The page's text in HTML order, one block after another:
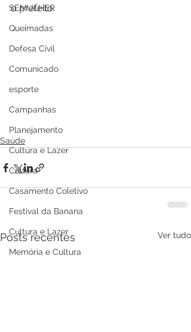
SEMULHER
Queimadas
Defesa Civil
Comunicado
esporte
Campanhas
Planejamento
Cultura e Lazer
Cultura
Casamento Coletivo
Festival da Banana
Cultura e Lazer
Memória e Cultura
o prefeito.
Saúde
Posts recentes Ver tudo